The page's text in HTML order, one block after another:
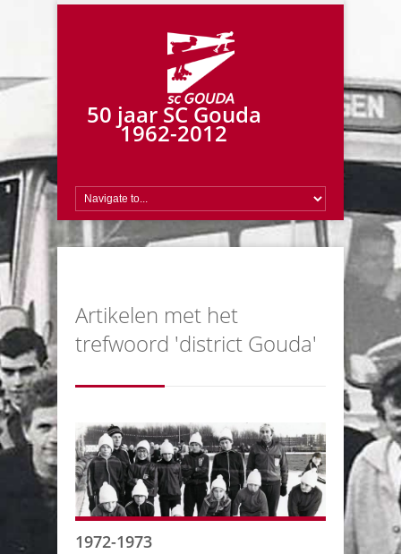
50 jaar SC Gouda
1962-2012
Artikelen met het
trefwoord 'district Gouda'
1972-1973